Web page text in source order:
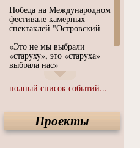
Победа на Международном
фестивале камерных
спектаклей "Островский
«Это не мы выбрали
«старуху», это «старуха»
выбрала нас»
Иммерсивный спектакль
"Язык чистого полета
Спектакль "Крик" в Музее
Современного Искусства
полный список событий...
Проекты